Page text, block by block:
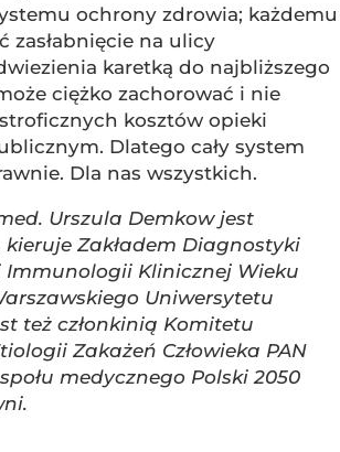
ochrony zdrowia; każdemu
zasłabnięcie na ulicy
karetką do najbliższego
ciężko zachorować i nie
kosztów opieki
Dlatego cały system
Dla nas wszystkich.
Urszula Demkow jest
Zakładem Diagnostyki
Klinicznej Wieku
Uniwersytetu
też członkinią Komitetu
Zakażeń Człowieka PAN
medycznego Polski 2050